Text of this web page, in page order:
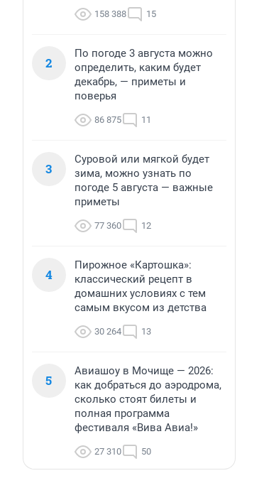
158 388 15
2
По погоде 3 августа можно
определить, каким будет
декабрь, — приметы и
поверья
86 875 11
3
Суровой или мягкой будет
зима, можно узнать по
погоде 5 августа — важные
приметы
77 360 12
4
Пирожное «Картошка»:
классический рецепт в
домашних условиях с тем
самым вкусом из детства
30 264 13
5
Авиашоу в Мочище — 2026:
как добраться до аэродрома,
сколько стоят билеты и
полная программа
фестиваля «Вива Авиа!»
27 310 50